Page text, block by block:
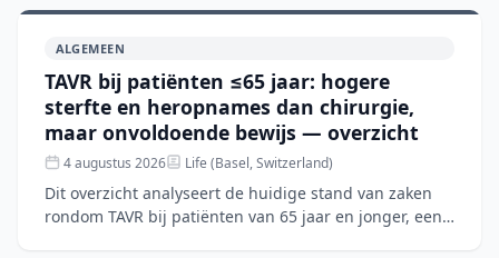
ALGEMEEN
TAVR bij patiënten ≤65 jaar: hogere
sterfte en heropnames dan chirurgie,
maar onvoldoende bewijs — overzicht
4 augustus 2026 Life (Basel, Switzerland)
Dit overzicht analyseert de huidige stand van zaken
rondom TAVR bij patiënten van 65 jaar en jonger, een